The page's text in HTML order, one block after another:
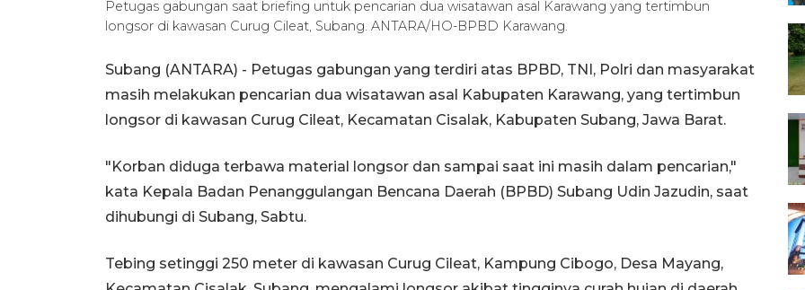
Petugas gabungan saat briefing untuk pencarian dua wisatawan asal Karawang yang tertimbun
longsor di kawasan Curug Cileat, Subang. ANTARA/HO-BPBD Karawang.
Subang (ANTARA) - Petugas gabungan yang terdiri atas BPBD, TNI, Polri dan masyarakat
masih melakukan pencarian dua wisatawan asal Kabupaten Karawang, yang tertimbun
longsor di kawasan Curug Cileat, Kecamatan Cisalak, Kabupaten Subang, Jawa Barat.
"Korban diduga terbawa material longsor dan sampai saat ini masih dalam pencarian,"
kata Kepala Badan Penanggulangan Bencana Daerah (BPBD) Subang Udin Jazudin, saat
dihubungi di Subang, Sabtu.
Tebing setinggi 250 meter di kawasan Curug Cileat, Kampung Cibogo, Desa Mayang,